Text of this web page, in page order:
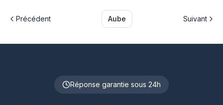
Précédent Aube Suivant
Réponse garantie sous 24h